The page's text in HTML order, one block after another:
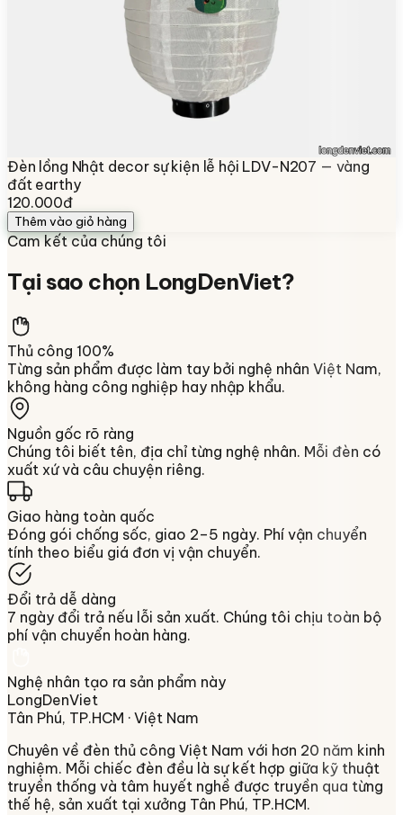
Đèn lồng Nhật decor sự kiện lễ hội LDV-N207 — vàng
đất earthy
120.000đ
Thêm vào giỏ hàng
Cam kết của chúng tôi
Tại sao chọn LongDenViet?
Thủ công 100%
Từng sản phẩm được làm tay bởi nghệ nhân Việt Nam,
không hàng công nghiệp hay nhập khẩu.
Nguồn gốc rõ ràng
Chúng tôi biết tên, địa chỉ từng nghệ nhân. Mỗi đèn có
xuất xứ và câu chuyện riêng.
Giao hàng toàn quốc
Đóng gói chống sốc, giao 2–5 ngày. Phí vận chuyển
tính theo biểu giá đơn vị vận chuyển.
Đổi trả dễ dàng
7 ngày đổi trả nếu lỗi sản xuất. Chúng tôi chịu toàn bộ
phí vận chuyển hoàn hàng.
Nghệ nhân tạo ra sản phẩm này
LongDenViet
Tân Phú, TP.HCM · Việt Nam
Chuyên về đèn thủ công Việt Nam với hơn 20 năm kinh
nghiệm. Mỗi chiếc đèn đều là sự kết hợp giữa kỹ thuật
truyền thống và tâm huyết nghề được truyền qua từng
thế hệ, sản xuất tại xưởng Tân Phú, TP.HCM.